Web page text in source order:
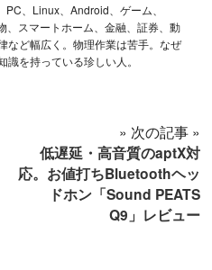
PC、Linux、Android、ゲーム、
、スマートホーム、金融、証券、動
など幅広く。物理作業は苦手。なぜ
識を持っている珍しい人。
» 次の記事 »
低遅延・高音質のaptX対
応。お値打ちBluetoothヘッ
ドホン「Sound PEATS
Q9」レビュー